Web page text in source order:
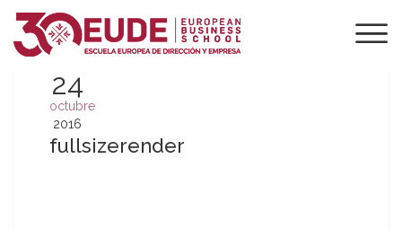
24
octubre
2016
fullsizerender